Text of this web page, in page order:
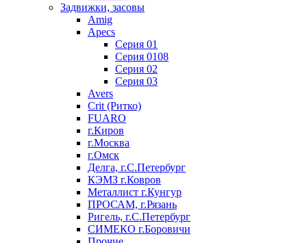
Задвижки, засовы
Amig
Apecs
Серия 01
Серия 0108
Серия 02
Серия 03
Avers
Crit (Ритко)
FUARO
г.Киров
г.Москва
г.Омск
Делга, г.С.Петербург
КЭМЗ г.Ковров
Металлист г.Кунгур
ПРОСАМ, г.Рязань
Ригель, г.С.Петербург
СИМЕКО г.Боровичи